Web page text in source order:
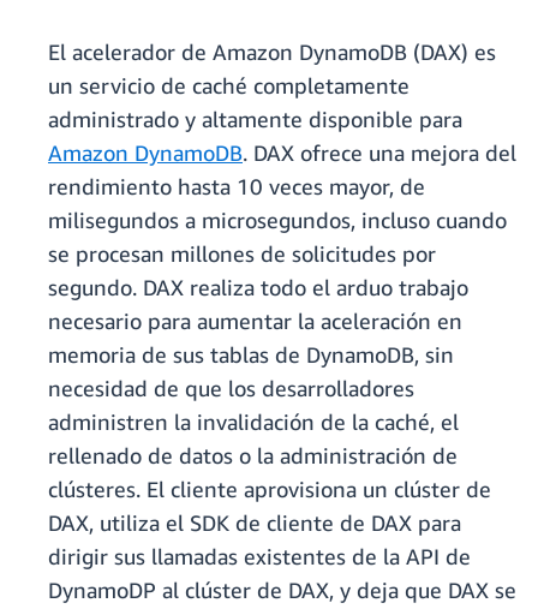
El acelerador de Amazon DynamoDB (DAX) es
un servicio de caché completamente
administrado y altamente disponible para
Amazon DynamoDB. DAX ofrece una mejora del
rendimiento hasta 10 veces mayor, de
milisegundos a microsegundos, incluso cuando
se procesan millones de solicitudes por
segundo. DAX realiza todo el arduo trabajo
necesario para aumentar la aceleración en
memoria de sus tablas de DynamoDB, sin
necesidad de que los desarrolladores
administren la invalidación de la caché, el
rellenado de datos o la administración de
clústeres. El cliente aprovisiona un clúster de
DAX, utiliza el SDK de cliente de DAX para
dirigir sus llamadas existentes de la API de
DynamoDP al clúster de DAX, y deja que DAX se